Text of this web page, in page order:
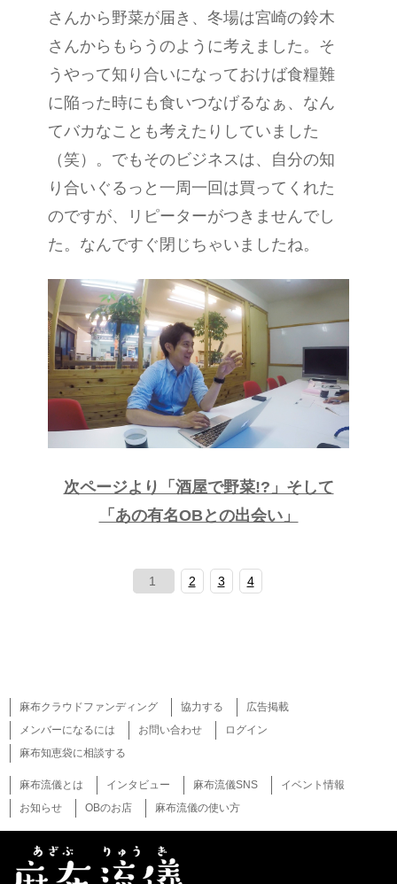
さんから野菜が届き、冬場は宮崎の鈴木
さんからもらうのように考えました。そ
うやって知り合いになっておけば食糧難
に陥った時にも食いつなげるなぁ、なん
てバカなことも考えたりしていました
（笑）。でもそのビジネスは、自分の知
り合いぐるっと一周一回は買ってくれた
のですが、リピーターがつきませんでし
た。なんですぐ閉じちゃいましたね。
次ページより「酒屋で野菜!?」そして
「あの有名OBとの出会い」
1 2 3 4
麻布クラウドファンディング 協力する
広告掲載
メンバーになるには
お問い合わせ
ログイン
麻布知恵袋に相談する
麻布流儀とは インタビュー 麻布流儀SNS
イベント情報
お知らせ
OBのお店 麻布流儀の使い方